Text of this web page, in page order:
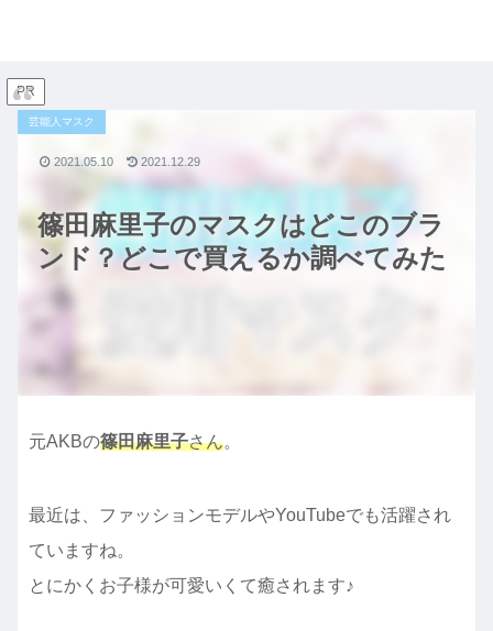
PR
篠田麻里子のマスクはどこのブラ
ンド？どこで買えるか調べてみた
芸能人マスク
2021.05.10 2021.12.29
元AKBの篠田麻里子さん。
最近は、ファッションモデルやYouTubeでも活躍され
ていますね。
とにかくお子様が可愛いくて癒されます♪